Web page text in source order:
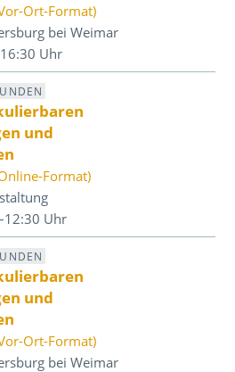
Ort-Format)
bei Weimar
Uhr
und
Format)
Uhr
und
Ort-Format)
bei Weimar